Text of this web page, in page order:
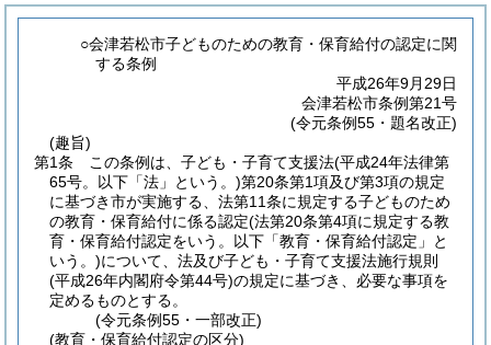
○会津若松市子どものための教育・保育給付の認定に関
する条例
平成26年9月29日
会津若松市条例第21号
(令元条例55・題名改正)
(趣旨)
第1条
この条例は、子ども・子育て支援法(平成24年法律第
65号。以下「法」という。)第20条第1項及び第3項の規定
に基づき市が実施する、法第11条に規定する子どものため
の教育・保育給付に係る認定(法第20条第4項に規定する教
育・保育給付認定をいう。以下「教育・保育給付認定」と
いう。)について、法及び子ども・子育て支援法施行規則
(平成26年内閣府令第44号)の規定に基づき、必要な事項を
定めるものとする。
(令元条例55・一部改正)
(教育・保育給付認定の区分)